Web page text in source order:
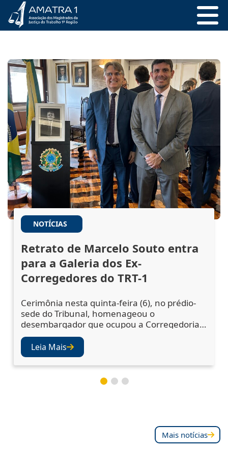
NOTÍCIAS
Retrato de Marcelo Souto entra
para a Galeria dos Ex-
Corregedores do TRT-1
Cerimônia nesta quinta-feira (6), no prédio-
sede do Tribunal, homenageou o
desembargador que ocupou a Corregedoria
Regional no biênio 2023/2025 A cerimônia de
descerramento do retrato do desembargador
Marcelo Augusto Souto de Oliveira,
corregedor regional no biênio 2023/2025,
ocorreu nesta quinta-feira (6), no Salão Nobre
do TRT-1. A solenidade confirmou a inclusão
Leia Mais
Mais notícias